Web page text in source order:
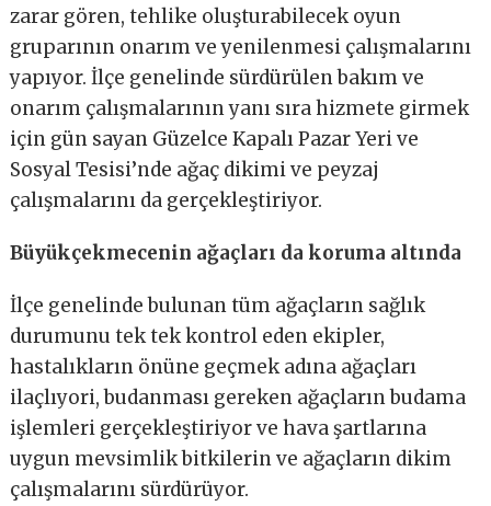
zarar gören, tehlike oluşturabilecek oyun
gruparının onarım ve yenilenmesi çalışmalarını
yapıyor. İlçe genelinde sürdürülen bakım ve
onarım çalışmalarının yanı sıra hizmete girmek
için gün sayan Güzelce Kapalı Pazar Yeri ve
Sosyal Tesisi’nde ağaç dikimi ve peyzaj
çalışmalarını da gerçekleştiriyor.
Büyükçekmecenin ağaçları da koruma altında
İlçe genelinde bulunan tüm ağaçların sağlık
durumunu tek tek kontrol eden ekipler,
hastalıkların önüne geçmek adına ağaçları
ilaçlıyori, budanması gereken ağaçların budama
işlemleri gerçekleştiriyor ve hava şartlarına
uygun mevsimlik bitkilerin ve ağaçların dikim
çalışmalarını sürdürüyor.